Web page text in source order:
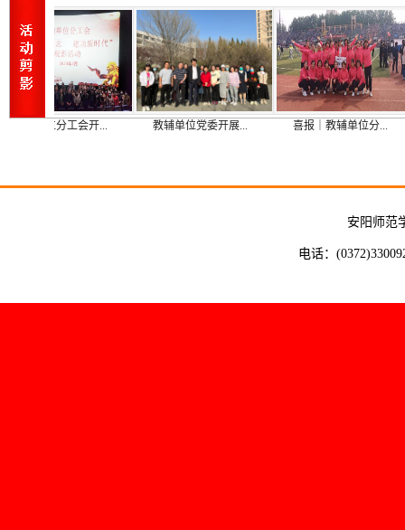
位分工会开... 教辅单位党委开展... 喜报｜教辅单位分...
安阳师范
电话：